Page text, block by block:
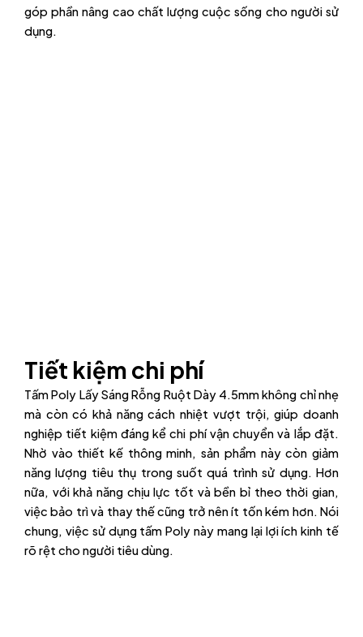
góp phần nâng cao chất lượng cuộc sống cho người sử
dụng.
Tiết kiệm chi phí
Tấm Poly Lấy Sáng Rỗng Ruột Dày 4.5mm không chỉ nhẹ
mà còn có khả năng cách nhiệt vượt trội, giúp doanh
nghiệp tiết kiệm đáng kể chi phí vận chuyển và lắp đặt.
Nhờ vào thiết kế thông minh, sản phẩm này còn giảm
năng lượng tiêu thụ trong suốt quá trình sử dụng. Hơn
nữa, với khả năng chịu lực tốt và bền bỉ theo thời gian,
việc bảo trì và thay thế cũng trở nên ít tốn kém hơn. Nói
chung, việc sử dụng tấm Poly này mang lại lợi ích kinh tế
rõ rệt cho người tiêu dùng.